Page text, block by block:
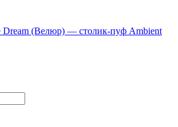
Dream (Велюр) — столик-пуф Ambient